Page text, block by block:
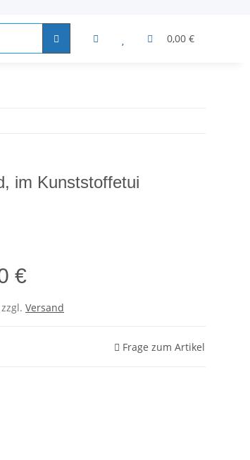
0,00 €
Produktbezogen
im Kunststoffetui
€
Versand
Frage zum Artikel